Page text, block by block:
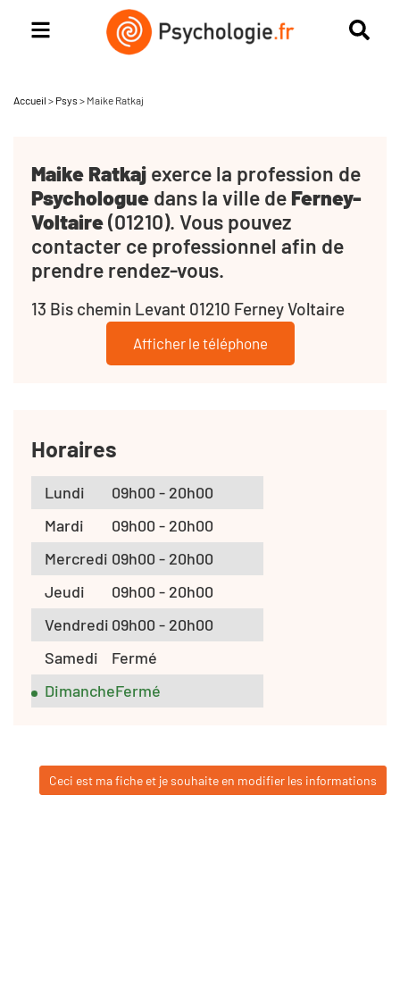
Accueil > Psys > Maike Ratkaj
Maike Ratkaj exerce la profession de
Psychologue dans la ville de Ferney-
Voltaire(01210). Vous pouvez
contacter ce professionnel afin de
prendre rendez-vous.
13 Bis chemin Levant 01210 Ferney Voltaire
Afficher le téléphone
Horaires
Lundi
09h00 - 20h00
Mardi
09h00 - 20h00
Mercredi 09h00 - 20h00
Jeudi
09h00 - 20h00
Vendredi 09h00 - 20h00
Samedi
Fermé
DimancheFermé
Ceci est ma fiche et je souhaite en modifier les informations